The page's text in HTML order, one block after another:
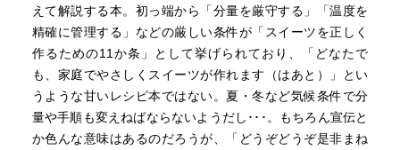
えて解説する本。初っ端から「分量を厳守する」「温度を
精確に管理する」などの厳しい条件が「スイーツを正しく
作るための11か条」として挙げられており、「どなたで
も、家庭でやさしくスイーツが作れます（はあと）」とい
うような甘いレシピ本ではない。夏・冬など気候条件で分
量や手順も変えねばならないようだし･･･。もちろん宣伝と
か色んな意味はあるのだろうが、「どうぞどうぞ是非まね